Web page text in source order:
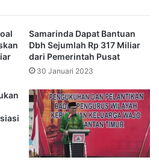
saat ditemui usai tinjauan.
perjalanan ke tempat
sana sarana air bersihnya itu
swasta yang kualitasnya sangat
Perumdam Tirta Kencana
warga untuk menyiapkan
Samarinda Dapat Bantuan
Dbh Sejumlah Rp 317 Miliar
dari Pemerintah Pusat
30 Januari 2023